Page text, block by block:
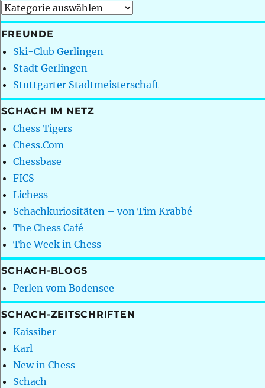
Kategorien
FREUNDE
Ski-Club Gerlingen
Stadt Gerlingen
Stuttgarter Stadtmeisterschaft
SCHACH IM NETZ
Chess Tigers
Chess.Com
Chessbase
FICS
Lichess
Schachkuriositäten – von Tim Krabbé
The Chess Café
The Week in Chess
SCHACH-BLOGS
Perlen vom Bodensee
SCHACH-ZEITSCHRIFTEN
Kaissiber
Karl
New in Chess
Schach